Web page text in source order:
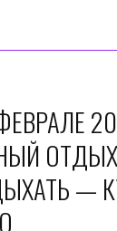
ОТДЫХ
—